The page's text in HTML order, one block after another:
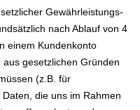
Gewährleistungs-
nach Ablauf von 4
einem Kundenkonto
gesetzlichen Gründen
(z.B. für
die uns im Rahmen